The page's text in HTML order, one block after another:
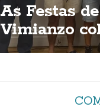
As Festas
Vimianzo